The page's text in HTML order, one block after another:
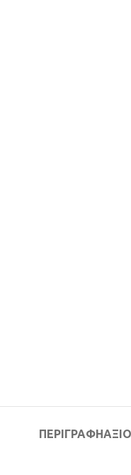
ΠΕΡΙΓΡΑΦΉ